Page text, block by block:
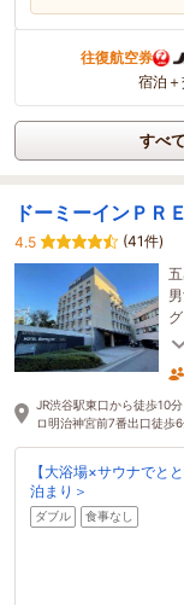
往復航空券
宿泊
すべ
ドーミーインＰＲ
4.5
(41件)
JR渋谷駅東口から徒歩10
ロ明治神宮前7番出口徒歩
【大浴場×サウナでと
泊まり＞
ダブル 食事なし